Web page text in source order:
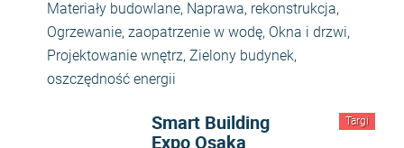
Materiały budowlane, Naprawa, rekonstrukcja,
Ogrzewanie, zaopatrzenie w wodę, Okna i drzwi,
Projektowanie wnętrz, Zielony budynek,
oszczędność energii
Targi
Smart Building
Expo Osaka